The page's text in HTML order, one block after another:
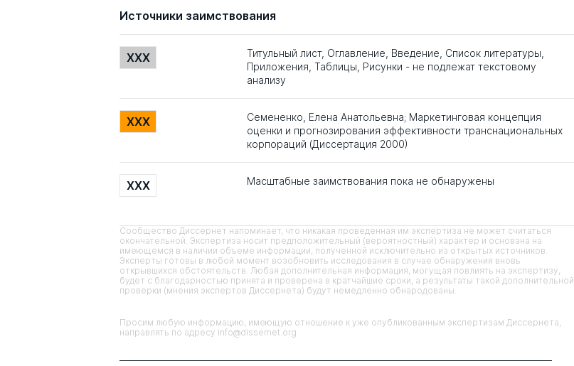
Источники заимствования
XXX
Титульный лист, Оглавление, Введение, Список литературы,
Приложения, Таблицы, Рисунки - не подлежат текстовому
анализу
XXX
Семененко, Елена Анатольевна; Маркетинговая концепция
оценки и прогнозирования эффективности транснациональных
корпораций (Диссертация 2000)
XXX Масштабные заимствования пока не обнаружены
Сообщество Диссернет напоминает, что никакая проведенная им экспертиза не может считаться
окончательной. Экспертиза носит предположительный (вероятностный) характер и основана на
имеющемся в наличии объеме информации, полученной исключительно из открытых источников.
Эксперты готовы в любой момент возобновить исследования в случае обнаружения вновь
открывшихся обстоятельств. Любая дополнительная информация, могущая повлиять на экспертизу,
будет с благодарностью принята и проверена в кратчайшие сроки, а результаты такой дополнительной
проверки (мнения экспертов Диссернета) будут немедленно обнародованы.
Просим любую информацию, имеющую отношение к уже опубликованным экспертизам Диссернета,
направлять по адресу info@dissernet.org